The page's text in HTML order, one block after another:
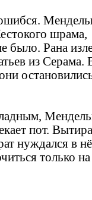
шрама,
было. Рана
из Серама.
пот.
нуждался в
только